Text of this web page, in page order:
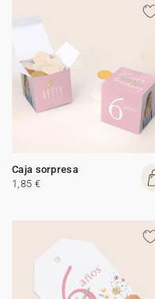
Caja sorpresa
1,85 €